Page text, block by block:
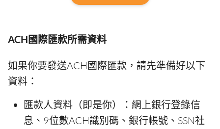
ACH國際匯款所需資料
如果你要發送ACH國際匯款，請先準備好以下
資料：
匯款人資料（即是你）：網上銀行登錄信
息、9位數ACH識別碼、銀行帳號、SSN社